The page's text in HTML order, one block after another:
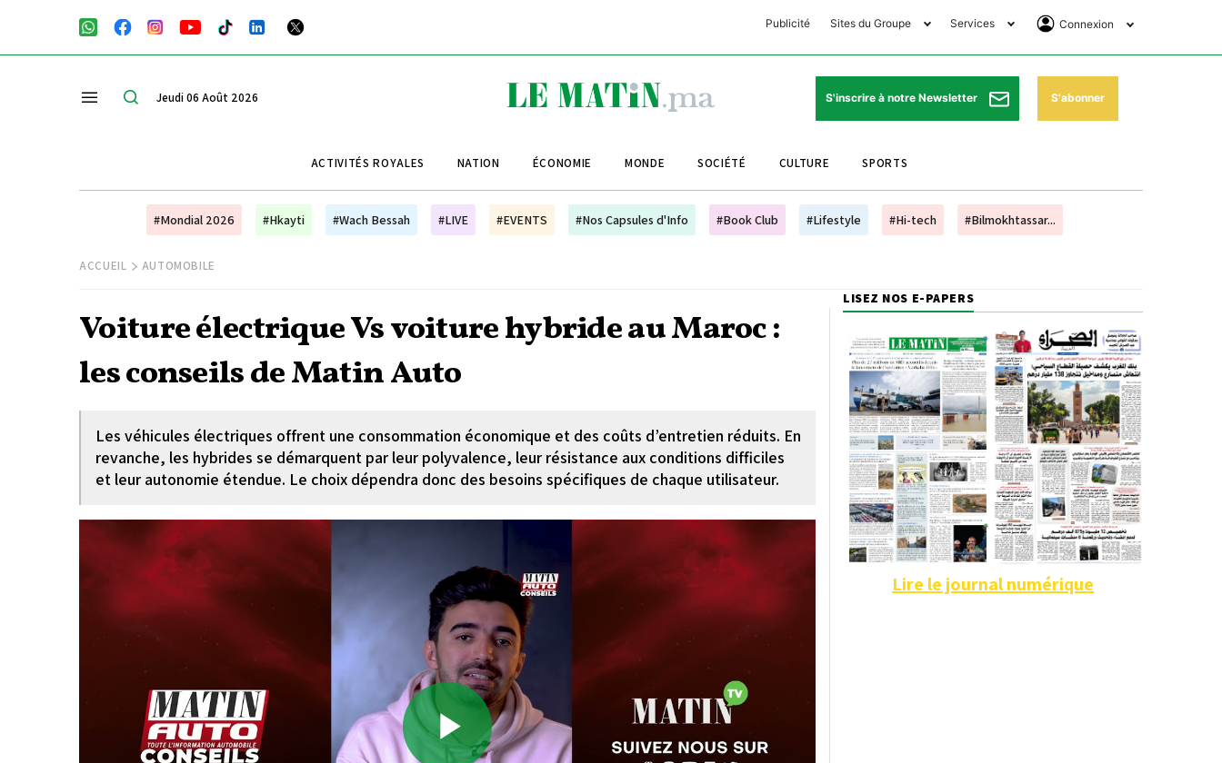
Publicité Sites du Groupe
Club Avantages
Le Matin Sports
Le Matin Store
Le Matin Annonces
Morocco Today Forum
Bookclub
Services
Horaires de prières
Pharmacies de garde
Programme TV
Cinéma
Connexion
Se Connecter
Abonnement
Jeudi 06 Août 2026 S'inscrire à notre Newsletter S'abonner
ACTIVITÉS ROYALES NATION ÉCONOMIE MONDE SOCIÉTÉ CULTURE SPORTS
#Mondial 2026 #Hkayti #Wach Bessah #LIVE #EVENTS #Nos Capsules d'Info #Book Club #Lifestyle #Hi-tech #Bilmokhtassar...
ACCUEIL AUTOMOBILE
Voiture électrique Vs voiture hybride au Maroc :
les conseils de Matin Auto
Les véhicules électriques offrent une consommation économique et des coûts d’entretien réduits. En
revanche, les hybrides se démarquent par leur polyvalence, leur résistance aux conditions difficiles
et leur autonomie étendue. Le choix dépendra donc des besoins spécifiques de chaque utilisateur.
LISEZ NOS E-PAPERS
Lire le journal numérique